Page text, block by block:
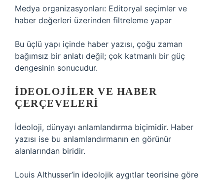
Medya organizasyonları: Editoryal seçimler ve
haber değerleri üzerinden filtreleme yapar
Bu üçlü yapı içinde haber yazısı, çoğu zaman
bağımsız bir anlatı değil; çok katmanlı bir güç
dengesinin sonucudur.
İDEOLOJILER VE HABER
ÇERÇEVELERI
İdeoloji, dünyayı anlamlandırma biçimidir. Haber
yazısı ise bu anlamlandırmanın en görünür
alanlarından biridir.
Louis Althusser’in ideolojik aygıtlar teorisine göre